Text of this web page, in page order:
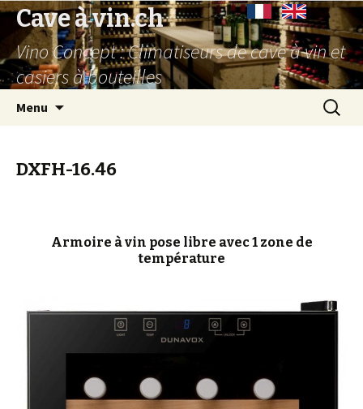
Cave à vin.ch
Vino Concept : Climatiseurs de cave à vin et
casiers à bouteilles
Menu
DXFH-16.46
Armoire à vin pose libre avec 1 zone de
température